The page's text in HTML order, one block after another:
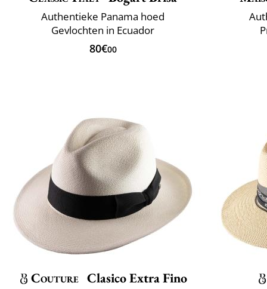
Authentieke Panama hoed
Gevlochten in Ecuador
80€00
Couture Clasico Extra Fino